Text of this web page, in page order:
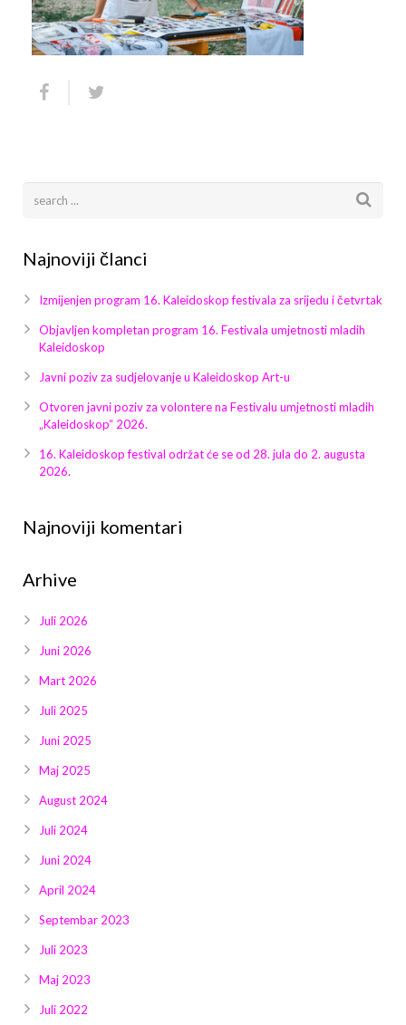
Video 2011
Video 2015
Video 2018
Galerija 2010
Galerija 2014
Galerija 2017
Galerija 2018
Galerija 2019
Galerija 2022
Galerija 2024
Galerija 2025
Arhiva
Najnoviji članci
Izmijenjen program 16. Kaleidoskop festivala za srijedu i četvrtak
Objavljen kompletan program 16. Festivala umjetnosti mladih
Kaleidoskop
Javni poziv za sudjelovanje u Kaleidoskop Art-u
Otvoren javni poziv za volontere na Festivalu umjetnosti mladih
„Kaleidoskop“ 2026.
16. Kaleidoskop festival održat će se od 28. jula do 2. augusta
2026.
Najnoviji komentari
Arhive
Juli 2026
Juni 2026
Mart 2026
Juli 2025
Juni 2025
Maj 2025
August 2024
Juli 2024
Juni 2024
April 2024
Septembar 2023
Juli 2023
Maj 2023
Juli 2022